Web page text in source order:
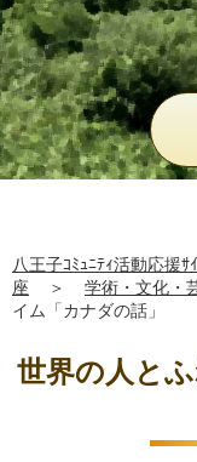
八王子ｺﾐｭﾆﾃｨ活動応援
座
＞ 学術・文化・
イム「カナダの話」
世界の人と